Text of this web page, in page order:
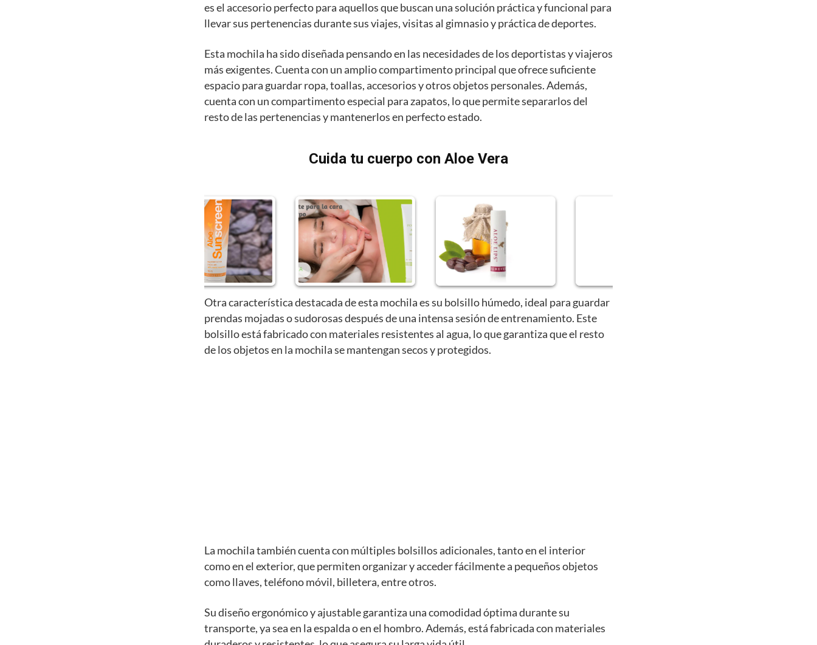
es el accesorio perfecto para aquellos que buscan una solución práctica y funcional para
llevar sus pertenencias durante sus viajes, visitas al gimnasio y práctica de deportes.
Esta mochila ha sido diseñada pensando en las necesidades de los deportistas y viajeros
más exigentes. Cuenta con un amplio compartimento principal que ofrece suficiente
espacio para guardar ropa, toallas, accesorios y otros objetos personales. Además,
cuenta con un compartimento especial para zapatos, lo que permite separarlos del
resto de las pertenencias y mantenerlos en perfecto estado.
Cuida tu cuerpo con Aloe Vera
Otra característica destacada de esta mochila es su bolsillo húmedo, ideal para guardar
prendas mojadas o sudorosas después de una intensa sesión de entrenamiento. Este
bolsillo está fabricado con materiales resistentes al agua, lo que garantiza que el resto
de los objetos en la mochila se mantengan secos y protegidos.
La mochila también cuenta con múltiples bolsillos adicionales, tanto en el interior
como en el exterior, que permiten organizar y acceder fácilmente a pequeños objetos
como llaves, teléfono móvil, billetera, entre otros.
Su diseño ergonómico y ajustable garantiza una comodidad óptima durante su
transporte, ya sea en la espalda o en el hombro. Además, está fabricada con materiales